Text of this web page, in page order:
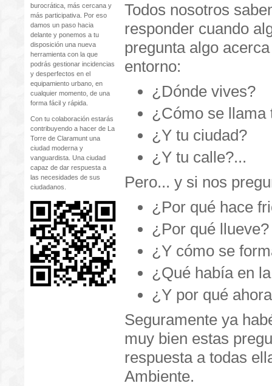
burocrática, más cercana y
más participativa. Por eso
damos un paso hacia
delante y ponemos a tu
disposición una nueva
herramienta con la que
podrás gestionar incidencias
y desperfectos en el
equipamiento urbano, en
cualquier momento, de una
forma fácil y rápida.
Con tu colaboración estarás
contribuyendo a hacer de La
Torre de Claramunt una
ciudad moderna y
vanguardista. Una ciudad
capaz de dar respuesta a
las necesidades de sus
ciudadanos.
Todos nosotros
responder cuando
pregunta algo
entorno:
¿Dónde vives?
¿Cómo se llama
¿Y tu ciudad?
¿Y tu calle?...
Pero... y si nos
¿Por qué hace
¿Por qué llueve?
¿Y cómo se
¿Qué había en
¿Y por qué
Seguramente ya
muy bien estas
respuesta a todas
Ambiente.